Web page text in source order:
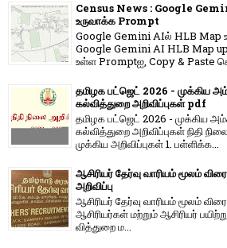
Census News : Google
உருவாக்க Prompt
Google Gemini AIல் HLB Map
Google Gemini AI HLB Map
உள்ள Promptஐ, Copy & Paste
தமிழக பட்ஜெட் 2026 - முக்கிய
கல்வித்துறை அறிவிப்புகள் pdf
தமிழக பட்ஜெட் 2026 - முக்கிய
கல்வித்துறை அறிவிப்புகள் நிதி
முக்கிய அறிவிப்புகள் 1. பள்ளிக்க...
ஆசிரியர் தேர்வு வாரியம் மூலம்
அறிவிப்பு
ஆசிரியர் தேர்வு வாரி​யம் மூலம்
ஆசிரியர்​கள் மற்​றும் ஆசிரியர்
வித்​துறை ம...